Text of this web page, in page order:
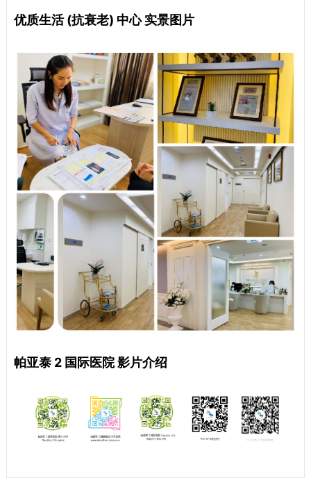
优质生活 (抗衰老) 中心 实景图片
帕亚泰 2 国际医院 影片介绍